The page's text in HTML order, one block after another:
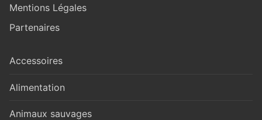
Mentions Légales
Partenaires
Accessoires
Alimentation
Animaux sauvages